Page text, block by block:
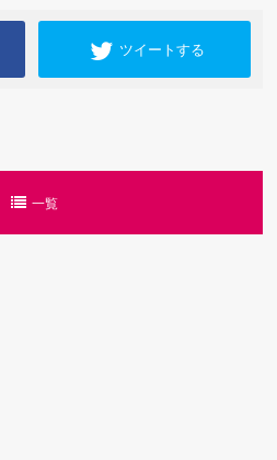
ツイートする
一覧